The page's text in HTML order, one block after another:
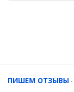
ПИШЕМ ОТЗЫВЫ-